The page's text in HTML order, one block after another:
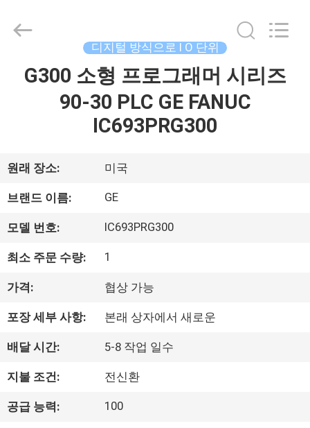
소
개
동
영
상
회
사
소
2026
CO.,LTD.
디지털 방식으로 I O 단위
G300 소형 프로그래머 시리즈
90-30 PLC GE FANUC
IC693PRG300
원래 장소: 미국
브랜드 이름: GE
모델 번호: IC693PRG300
최소 주문 수량: 1
가격: 협상 가능
포장 세부 사항: 본래 상자에서 새로운
배달 시간: 5-8 작업 일수
지불 조건: 전신환
공급 능력: 100